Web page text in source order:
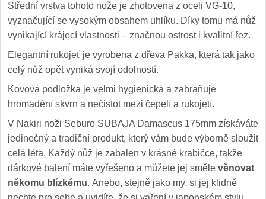
Střední vrstva tohoto nože je zhotovena z oceli VG-10,
vyznačující se vysokým obsahem uhlíku. Díky tomu má nůž
vynikající krájecí vlastnosti – značnou ostrost i kvalitní řez.
Elegantní rukojeť je vyrobena z dřeva Pakka, která tak jako
celý nůž opět vyniká svojí odolností.
Kovová podložka je velmi hygienická a zabraňuje
hromadění skvrn a nečistot mezi čepelí a rukojetí.
V Nakiri noži Seburo SUBAJA Damascus 175mm získáváte
jedinečný a tradiční produkt, který vám bude výborně sloužit
celá léta. Každý nůž je zabalen v krásné krabičce, takže
dárkové balení máte vyřešeno a můžete jej směle věnovat
někomu blízkému. Anebo, stejně jako my, si jej klidně